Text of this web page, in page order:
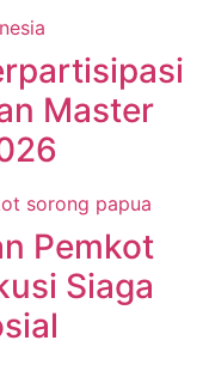
Master
Pemkot
Siaga